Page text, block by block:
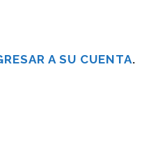
A SU CUENTA.